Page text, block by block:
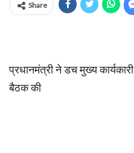
Share
प्रधानमंत्री ने डच मुख्य
बैठक की